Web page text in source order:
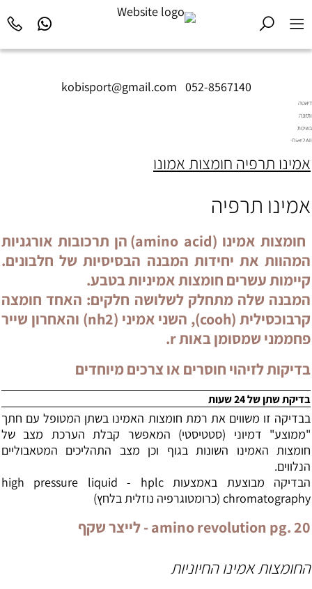
kobisport@gmail.com 052-8567140
דיאטה
ותזונה
בשיטת
Diet2All:
שמאחורי
אמינו תרפיה חומצות אמונו
אמינו תרפיה
חומצות אמינו (amino acid) הן תרכובות אורגניות
המהוות את יחידות המבנה הבסיסיות של חלבונים.
קיימות עשרים חומצות אמיניות בטבע.
המבנה שלה מתחלק לשלושה חלקים: האחד חומצה
קרבוכסילית (cooh), השני אמיני (nh2) והאחרון שייר
פחממני שמסומן באות r.
בדיקות לזיהוי חוסרים או צרכים מיוחדים
בדיקת שתן של 24 שעות
בבדיקה זו משווים את רמת חומצות האמינו בשתן המטופל עם חתך
"ממוצע" דמיוני (סטטיסטי) המאפשר קבלת הערכת מצב של
חומצות האמינו השונות בגוף וכן מצב התהליכים המטאבוליים
הנלווים.
הבדיקה מבוצעת באמצעותhplc
-
high pressure liquid
chromatography (כרומטוגרפיה נוזלית בלחץ)
amino revolution pg. 20- לייצר שקף
החומצות אמינו החיוניות